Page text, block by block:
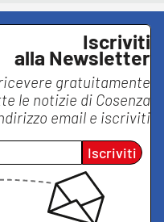
Iscriviti
alla Newsletter
gratuitamente
le notizie di Cosenza
email e iscriviti
Iscriviti